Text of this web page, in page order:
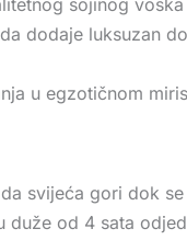
sojinog
dodaje luksuzan
u egzotičnom
svijeća gori dok
duže od 4 sata